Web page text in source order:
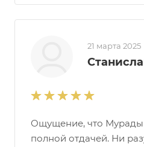
21 марта 2025
Ощущение, что
полной отдачей. Ни